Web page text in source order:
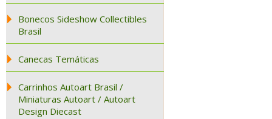
Bonecos Sideshow Collectibles
Brasil
Canecas Temáticas
Carrinhos Autoart Brasil /
Miniaturas Autoart / Autoart
Design Diecast